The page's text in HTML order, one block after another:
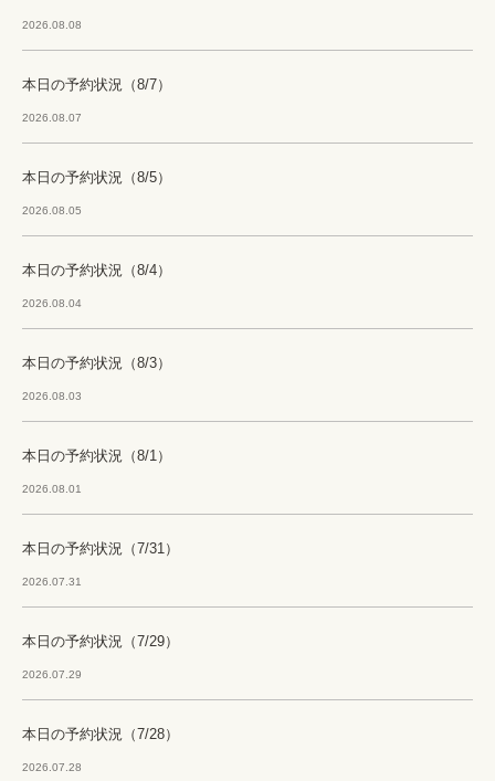
2026.08.08
本日の予約状況（8/7）
2026.08.07
本日の予約状況（8/5）
2026.08.05
本日の予約状況（8/4）
2026.08.04
本日の予約状況（8/3）
2026.08.03
本日の予約状況（8/1）
2026.08.01
本日の予約状況（7/31）
2026.07.31
本日の予約状況（7/29）
2026.07.29
本日の予約状況（7/28）
2026.07.28